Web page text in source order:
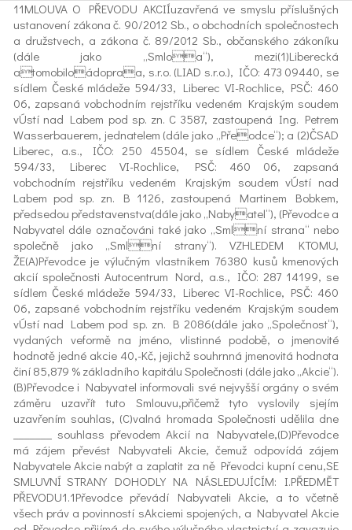
11MLOUVA O PŘEVODU AKCIÍuzavřená ve smyslu příslušných
ustanovení zákona č. 90/2012 Sb., o obchodních společnostech
a družstvech, a zákona č. 89/2012 Sb., občanského zákoníku
(dále jako „Smloa“), mezi(1)Liberecká
atomobiloádopraa, s.r.o. (LIAD s.r.o.), IČO: 473 09440, se
sídlem České mládeže 594/33, Liberec VI-Rochlice, PSČ: 460
06, zapsaná vobchodním rejstříku vedeném Krajským soudem
vÚstí nad Labem pod sp. zn. C 3587, zastoupená Ing. Petrem
Wasserbauerem, jednatelem (dále jako „Přeodce“); a (2)ČSAD
Liberec, a.s., IČO: 250 45504, se sídlem České mládeže
594/33, Liberec VI-Rochlice, PSČ: 460 06, zapsaná
vobchodním rejstříku vedeném Krajským soudem vÚstí nad
Labem pod sp. zn. B 1126, zastoupená Martinem Bobkem,
předsedou představenstva(dále jako „Nabyatel“), (Převodce a
Nabyvatel dále označováni také jako „Smlní strana“ nebo
společně jako „Smlní strany“). VZHLEDEM KTOMU,
ŽE(A)Převodce je výlučným vlastníkem 76380 kusů kmenových
akcií společnosti Autocentrum Nord, a.s., IČO: 287 14199, se
sídlem České mládeže 594/33, Liberec VI-Rochlice, PSČ: 460
06, zapsané vobchodním rejstříku vedeném Krajským soudem
vÚstí nad Labem pod sp. zn. B 2086(dále jako „Společnost“),
vydaných veformě na jméno, vlistinné podobě, o jmenovité
hodnotě jedné akcie 40,-Kč, jejichž souhrnná jmenovitá hodnota
činí 85,879 % základního kapitálu Společnosti (dále jako „Akcie“).
(B)Převodce i Nabyvatel informovali své nejvyšší orgány o svém
záměru uzavřít tuto Smlouvu,přičemž tyto vyslovily sjejím
uzavřením souhlas, (C)valná hromada Společnosti udělila dne
_______ souhlass převodem Akcií na Nabyvatele,(D)Převodce
má zájem převést Nabyvateli Akcie, čemuž odpovídá zájem
Nabyvatele Akcie nabýt a zaplatit za ně Převodci kupní cenu,SE
SMLUVNÍ STRANY DOHODLY NA NÁSLEDUJÍCÍM: I.PŘEDMĚT
PŘEVODU1.1Převodce převádí Nabyvateli Akcie, a to včetně
všech práv a povinností sAkciemi spojených, a Nabyvatel Akcie